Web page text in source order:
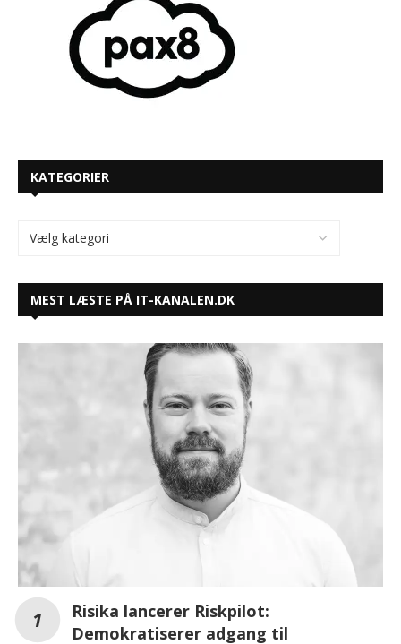
KATEGORIER
MEST LÆSTE PÅ IT-KANALEN.DK
Risika lancerer Riskpilot:
Demokratiserer adgang til